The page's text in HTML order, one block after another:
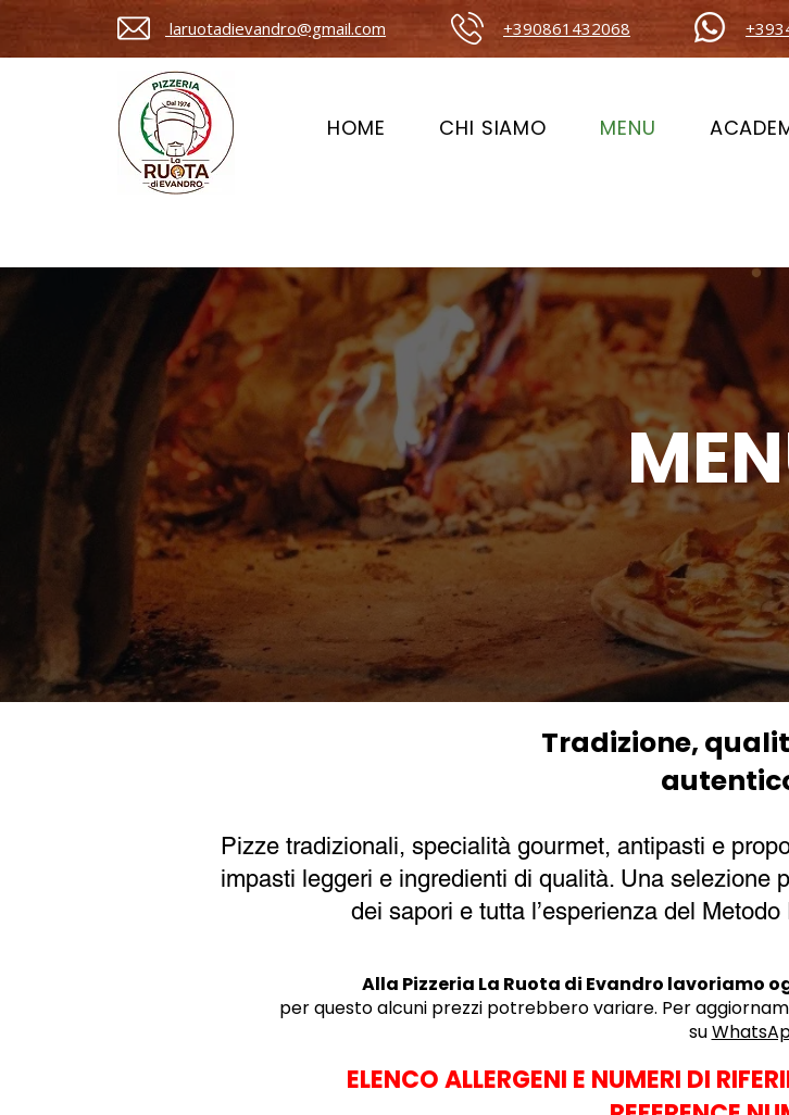
+390861432068
laruotadievandro@gmail.com
HOME CHI SIAMO MENU
Tradizione,
Pizze tradizionali, specialità gourmet, antipasti e
impasti leggeri e ingredienti di qualità. Una selezione
dei sapori e tutta l’esperienza del
Alla Pizzeria La Ruota di Evandro lavoriamo
per questo alcuni prezzi potrebbero variare. Per
su
ELENCO ALLERGENI E NUMERI DI